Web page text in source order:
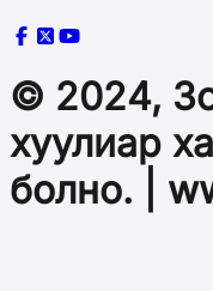
© 2024,
хуулиар
болно. |